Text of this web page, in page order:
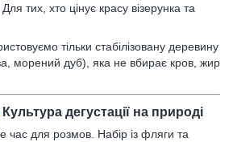
Для тих, хто цінує красу візерунка та
тільки стабілізовану деревину
морений дуб), яка не вбирає кров, жир
Культура дегустації на природі
час для розмов. Набір із фляги та